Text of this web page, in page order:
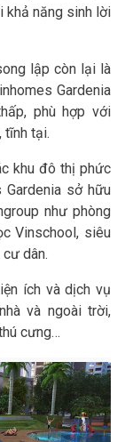
khả năng sinh lời
lập còn lại là
Gardenia
phù hợp với
tĩnh tại.
khu đô thị phức
sở hữu
như phòng
Vinschool, siêu
dân.
ích và dịch vụ
và ngoài trời,
cưng…